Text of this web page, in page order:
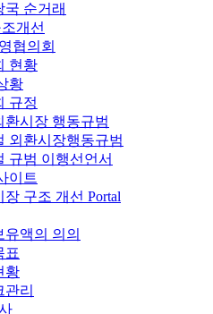
국 순거래
개선
협의회
현황
황
규정
환시장 행동규범
외환시장행동규범
규범 이행선언서
이트
장 구조 개선 Portal
유액의 의의
표
황
관리